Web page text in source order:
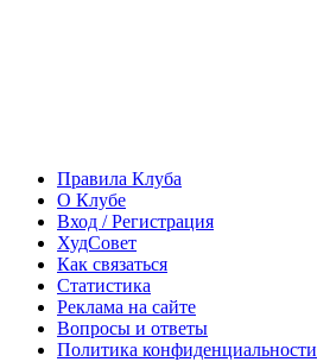
Правила Клуба
О Клубе
Вход / Регистрация
ХудСовет
Как связаться
Статистика
Реклама на сайте
Вопросы и ответы
Политика конфиденциальности